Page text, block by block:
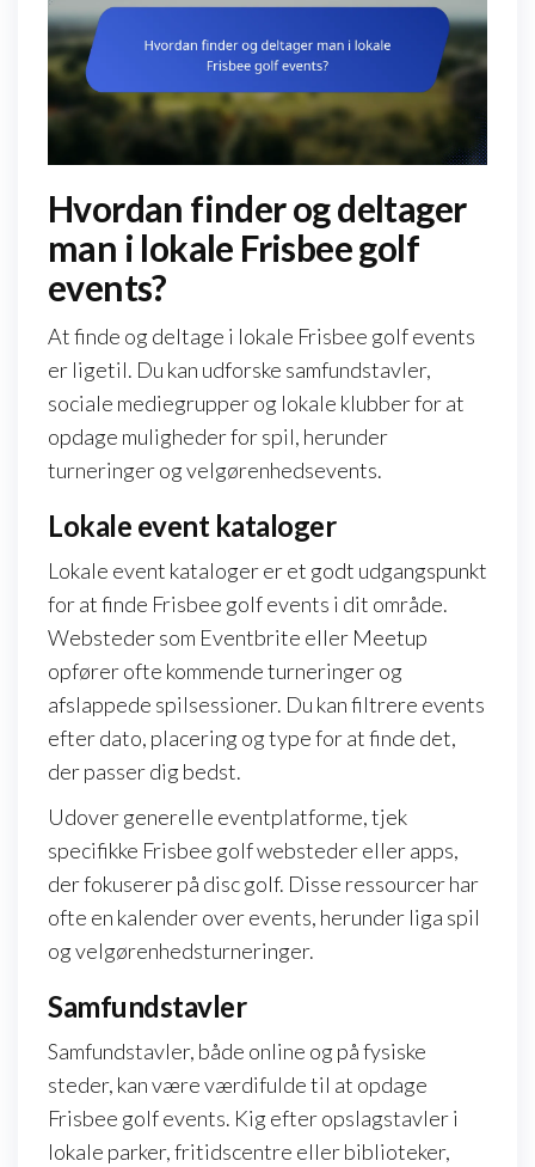
Hvordan finder og deltager
man i lokale Frisbee golf
events?
At finde og deltage i lokale Frisbee golf events
er ligetil. Du kan udforske samfundstavler,
sociale mediegrupper og lokale klubber for at
opdage muligheder for spil, herunder
turneringer og velgørenhedsevents.
Lokale event kataloger
Lokale event kataloger er et godt udgangspunkt
for at finde Frisbee golf events i dit område.
Websteder som Eventbrite eller Meetup
opfører ofte kommende turneringer og
afslappede spilsessioner. Du kan filtrere events
efter dato, placering og type for at finde det,
der passer dig bedst.
Udover generelle eventplatforme, tjek
specifikke Frisbee golf websteder eller apps,
der fokuserer på disc golf. Disse ressourcer har
ofte en kalender over events, herunder liga spil
og velgørenhedsturneringer.
Samfundstavler
Samfundstavler, både online og på fysiske
steder, kan være værdifulde til at opdage
Frisbee golf events. Kig efter opslagstavler i
lokale parker, fritidscentre eller biblioteker,